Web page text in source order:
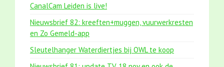
CanalCam Leiden is live!
Nieuwsbrief 82: kreeften+muggen, vuurwerkresten
en Zo Gemeld-app
Sleutelhanger Waterdiertjes bij OWL te koop